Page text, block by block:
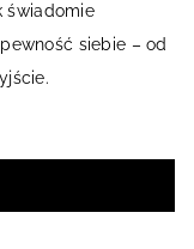
świadomie
siebie – od